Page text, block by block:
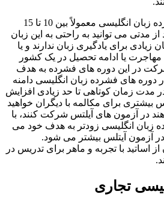
مدت زمان دوره های فشرده زبان انگلیسی معمولاً بین 10 تا 15
مدتی می توانید به راحتی به این زبان
برای یادگیری زبان ندارند و یا
یا ادامه تحصیل در یک کشور
شرکت در این دوره های فشرده به هدف
های فشرده زبان انگلیسی دامنه
مدت زمان کوتاهی تا حد زیادی افزایش
بیشتری برای مکالمه با دیگران خواهید
در آزمون های آیلتس شرکت کنند، با
زبان انگلیسی زودتر به هدف خود می
در آزمون آیتلس بیشتر می شود.
اساتید با تجربه و ماهر برای تدریس در
تجاری